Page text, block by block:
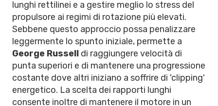
lunghi rettilinei e a gestire meglio lo stress del
propulsore ai regimi di rotazione più elevati.
Sebbene questo approccio possa penalizzare
leggermente lo spunto iniziale, permette a
George Russell di raggiungere velocità di
punta superiori e di mantenere una progressione
costante dove altri iniziano a soffrire di 'clipping'
energetico. La scelta dei rapporti lunghi
consente inoltre di mantenere il motore in un